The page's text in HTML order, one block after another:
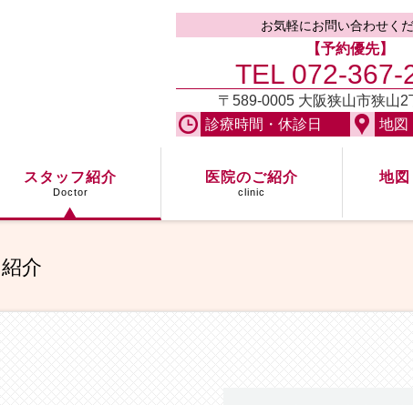
お気軽にお問い合わせく
【予約優先】
TEL 072-367-
〒589-0005 大阪狭山市狭山2
診療時間・休診日 地図
スタッフ紹介
Doctor
医院のご紹介
clinic
地図
介